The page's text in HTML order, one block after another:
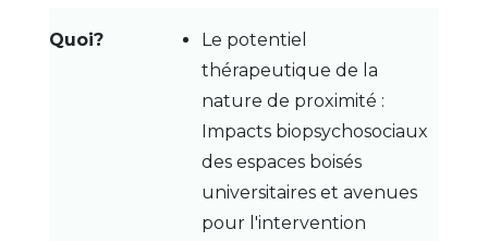
Le potentiel
thérapeutique de la
nature de proximité :
Impacts biopsychosociaux
des espaces boisés
universitaires et avenues
pour l'intervention